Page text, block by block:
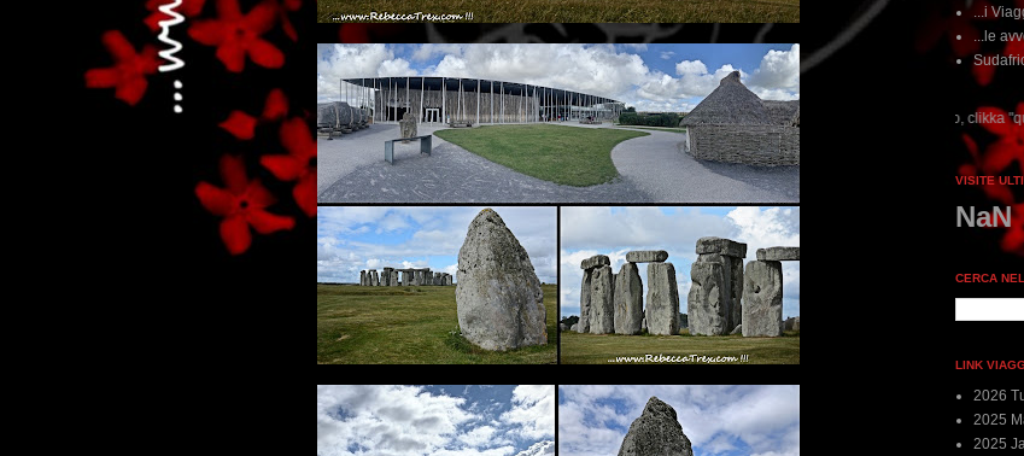
...i
...le
...dai non perdere tempo, clikka "qui", c'è il meglio del
VISITE
NaN
CERCA
LINK
2026
2025
2025